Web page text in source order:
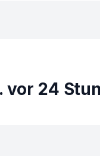
vor 24